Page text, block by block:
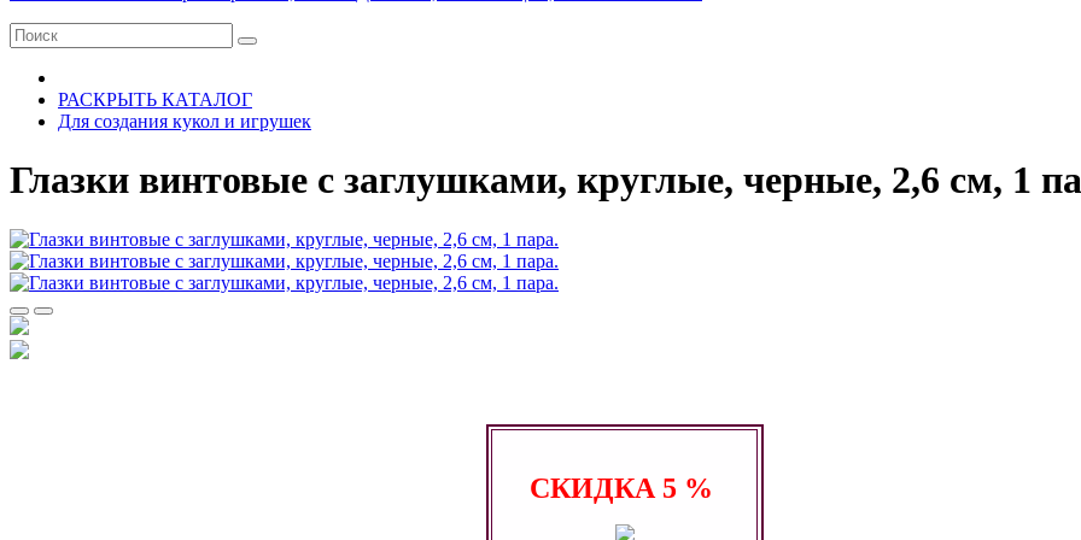
РАСКРЫТЬ КАТАЛОГ
Для создания кукол и игрушек
Глазки винтовые с заглушками, круглые, черные, 2,6 см, 1
СКИДКА 5 %